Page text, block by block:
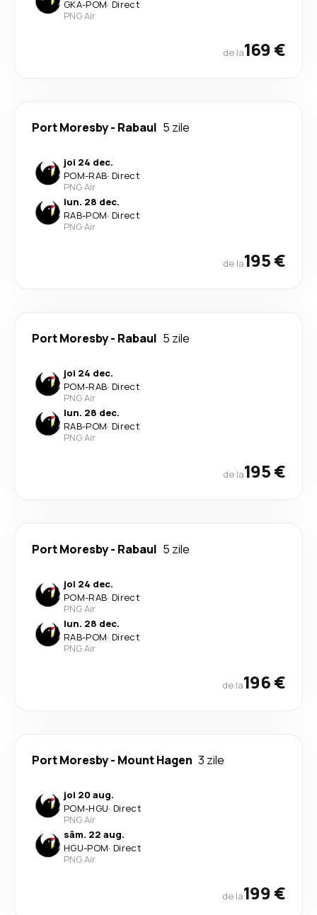
GKA-POM· Direct
PNG Air
de la169 €
Port Moresby- Rabaul 5 zile
joi 24 dec.
POM-RAB· Direct
PNG Air
lun. 28 dec.
RAB-POM· Direct
PNG Air
de la195 €
Port Moresby- Rabaul 5 zile
joi 24 dec.
POM-RAB· Direct
PNG Air
lun. 28 dec.
RAB-POM· Direct
PNG Air
de la195 €
Port Moresby- Rabaul 5 zile
joi 24 dec.
POM-RAB· Direct
PNG Air
lun. 28 dec.
RAB-POM· Direct
PNG Air
de la196 €
Port Moresby- Mount Hagen 3 zile
joi 20 aug.
POM-HGU· Direct
PNG Air
sâm. 22 aug.
HGU-POM· Direct
PNG Air
de la199 €